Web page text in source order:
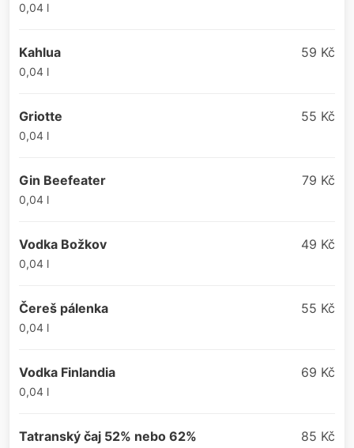
0,04 l
Kahlua 59 Kč
0,04 l
Griotte 55 Kč
0,04 l
Gin Beefeater 79 Kč
0,04 l
Vodka Božkov 49 Kč
0,04 l
Čereš pálenka 55 Kč
0,04 l
Vodka Finlandia 69 Kč
0,04 l
Tatranský čaj 52% nebo 62% 85 Kč